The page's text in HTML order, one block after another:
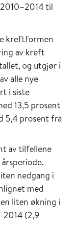
til
kreftformen
av kreft
og utgjør i
alle nye
i siste
13,5 prosent
5,4 prosent fra
av tilfellene
nedgang i
med
liten økning i
(2,9